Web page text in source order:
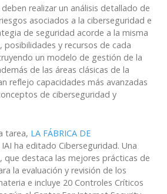
realizar un análisis detallado de
asociados a la ciberseguridad e
de seguridad acorde a la misma
posibilidades y recursos de cada
un modelo de gestión de la
de las áreas clásicas de la
reflejo capacidades más avanzadas
de ciberseguridad y
tarea, LA FÁBRICA DE
IAI ha editado Ciberseguridad. Una
que destaca las mejores prácticas de
la evaluación y revisión de los
e incluye 20 Controles Críticos